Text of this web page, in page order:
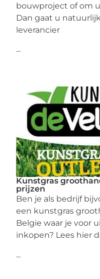
bouwproject of om
Dan gaat u
leverancier
...
Kunstgras
prijzen
Ben je als bedrijf
een kunstgras
Belgie waar je voor
inkopen? Lees hier
...